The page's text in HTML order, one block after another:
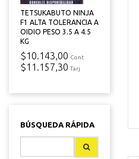
TETSUKABUTO NINJA
F1 ALTA TOLERANCIA A
OIDIO PESO 3.5 A 4.5
KG
$10.143,00 Cont
$11.157,30 Tarj
BÚSQUEDA RÁPIDA